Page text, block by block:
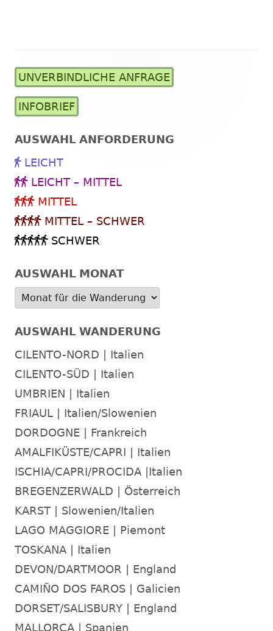
Haupt-
Seitenleiste
UNVERBINDLICHE ANFRAGE
INFOBRIEF
AUSWAHL ANFORDERUNG
LEICHT
LEICHT – MITTEL
MITTEL
MITTEL – SCHWER
SCHWER
AUSWAHL MONAT
AUSWAHL WANDERUNG
CILENTO-NORD | Italien
CILENTO-SÜD | Italien
UMBRIEN | Italien
FRIAUL | Italien/Slowenien
DORDOGNE | Frankreich
AMALFIKÜSTE/CAPRI | Italien
ISCHIA/CAPRI/PROCIDA |Italien
BREGENZERWALD | Österreich
KARST | Slowenien/Italien
LAGO MAGGIORE | Piemont
TOSKANA | Italien
DEVON/DARTMOOR | England
CAMIÑO DOS FAROS | Galicien
DORSET/SALISBURY | England
MALLORCA | Spanien